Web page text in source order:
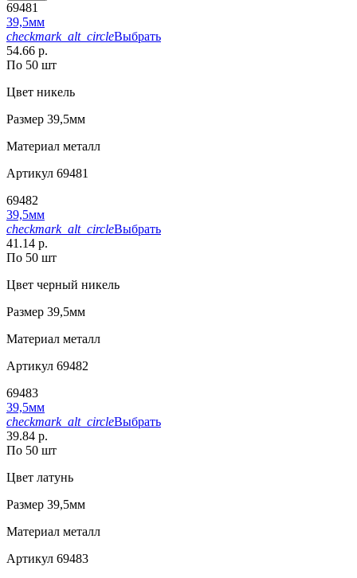
69481
39,5мм
checkmark_alt_circleВыбрать
54.66 р.
По 50 шт
Цвет никель
Размер 39,5мм
Материал металл
Артикул 69481
69482
39,5мм
checkmark_alt_circleВыбрать
41.14 р.
По 50 шт
Цвет черный никель
Размер 39,5мм
Материал металл
Артикул 69482
69483
39,5мм
checkmark_alt_circleВыбрать
39.84 р.
По 50 шт
Цвет латунь
Размер 39,5мм
Материал металл
Артикул 69483